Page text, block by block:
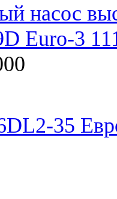
насос
Euro-3
35